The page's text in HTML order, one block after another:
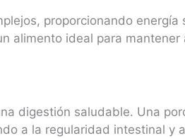
proporcionando
alimento ideal para
digestión saludable. Una
a la regularidad intestinal y